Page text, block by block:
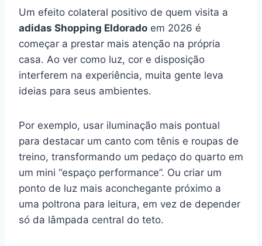
Um efeito colateral positivo de quem visita a
adidas Shopping Eldorado em 2026 é
começar a prestar mais atenção na própria
casa. Ao ver como luz, cor e disposição
interferem na experiência, muita gente leva
ideias para seus ambientes.
Por exemplo, usar iluminação mais pontual
para destacar um canto com tênis e roupas de
treino, transformando um pedaço do quarto em
um mini “espaço performance”. Ou criar um
ponto de luz mais aconchegante próximo a
uma poltrona para leitura, em vez de depender
só da lâmpada central do teto.